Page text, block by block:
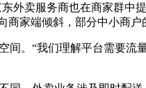
卖服务商也在商家群中
家端倾斜，部分中小商户
。“我们理解平台需要流